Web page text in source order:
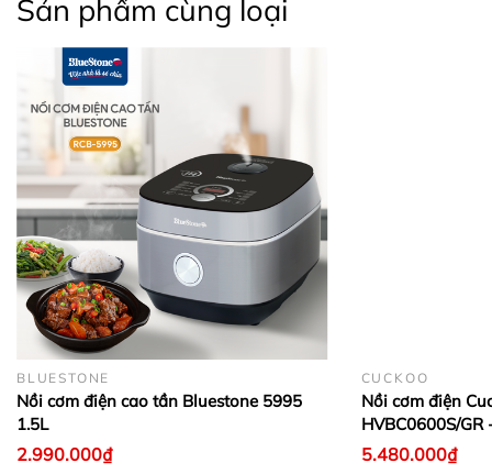
Sản phẩm cùng loại
BLUESTONE
Nồi cơm điện cao tần Bluestone 5995
1.5L
2.990.000₫
CUCKOO
Nồi cơm điện
HVBC0600S/GR
5.480.000₫